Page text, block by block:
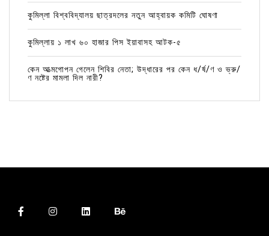
কুমিল্লা বিশ্ববিদ্যালয় ছাত্রদলের নতুন আহ্বায়ক কমিটি ঘোষণা
কুমিল্লায় ১ লাখ ৬০ হাজার পিস ইয়াবাসহ আটক-৫
কেন আত্মগোপন গেলেন শিবির নেতা; উদ্ধারের পর কেন ধ/র্ষ/ণ ও ভ্রু/
ণ নষ্টের মামলা দিল নারী?